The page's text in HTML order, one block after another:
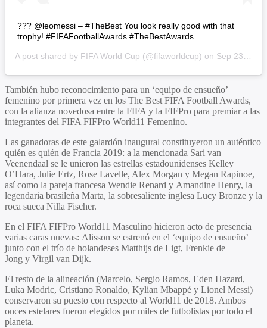
??? @leomessi – #TheBest You look really good with that
trophy! #FIFAFootballAwards #TheBestAwards
A post shared by FIFA World Cup (@fifaworldcup) on Sep 23, 2019 at 5:24pm PDT
También hubo reconocimiento para un ‘equipo de ensueño’
femenino por primera vez en los The Best FIFA Football Awards,
con la alianza novedosa entre la FIFA y la FIFPro para premiar a las
integrantes del FIFA FIFPro World11 Femenino.
Las ganadoras de este galardón inaugural constituyeron un auténtico
quién es quién de Francia 2019: a la mencionada Sari van
Veenendaal se le unieron las estrellas estadounidenses Kelley
O’Hara, Julie Ertz, Rose Lavelle, Alex Morgan y Megan Rapinoe,
así como la pareja francesa Wendie Renard y Amandine Henry, la
legendaria brasileña Marta, la sobresaliente inglesa Lucy Bronze y la
roca sueca Nilla Fischer.
En el FIFA FIFPro World11 Masculino hicieron acto de presencia
varias caras nuevas: Alisson se estrenó en el ‘equipo de ensueño’
junto con el trío de holandeses Matthijs de Ligt, Frenkie de
Jong y Virgil van Dijk.
El resto de la alineación (Marcelo, Sergio Ramos, Eden Hazard,
Luka Modric, Cristiano Ronaldo, Kylian Mbappé y Lionel Messi)
conservaron su puesto con respecto al World11 de 2018. Ambos
onces estelares fueron elegidos por miles de futbolistas por todo el
planeta.